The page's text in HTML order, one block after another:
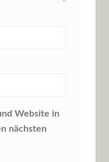
Website in
nächsten